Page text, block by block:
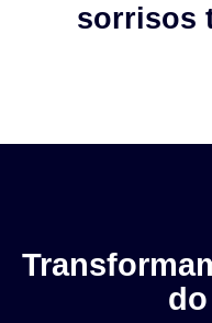
sorrisos
do